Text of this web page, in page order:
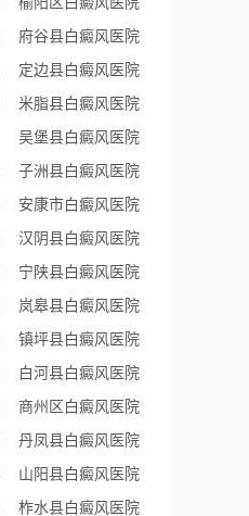
府谷县白癜风医院
定边县白癜风医院
米脂县白癜风医院
吴堡县白癜风医院
子洲县白癜风医院
安康市白癜风医院
汉阴县白癜风医院
宁陕县白癜风医院
岚皋县白癜风医院
镇坪县白癜风医院
白河县白癜风医院
商州区白癜风医院
丹凤县白癜风医院
山阳县白癜风医院
柞水县白癜风医院